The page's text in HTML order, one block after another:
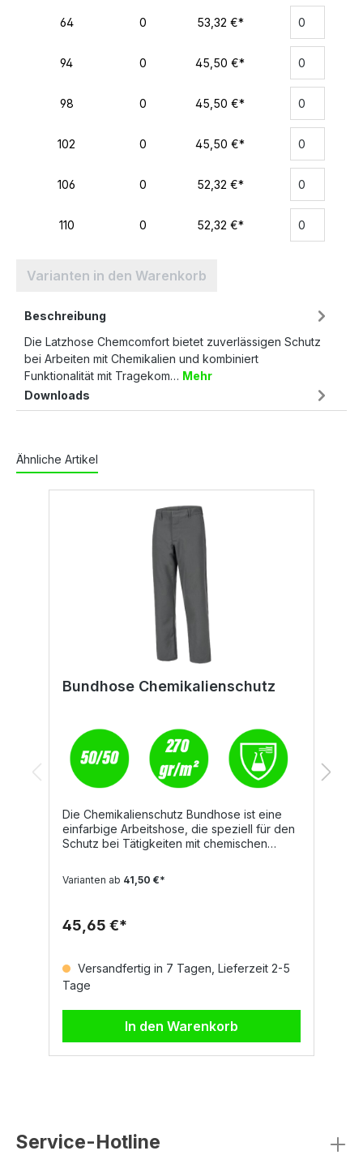
64 0 53,32 €*
94 0 45,50 €*
98 0 45,50 €*
102 0 45,50 €*
106 0 52,32 €*
110 0 52,32 €*
Varianten in den Warenkorb
Beschreibung
Die Latzhose Chemcomfort bietet zuverlässigen Schutz
bei Arbeiten mit Chemikalien und kombiniert
Funktionalität mit Tragekom… Mehr
Downloads
Ähnliche Artikel
Bundhose Chemikalienschutz
Die Chemikalienschutz Bundhose ist eine
einfarbige Arbeitshose, die speziell für den
Schutz bei Tätigkeiten mit chemischen
eingesetzten Bund und überzeugt mit
Knopfverschluss.DetailsEingesetzter
FlügeltaschenGesäßtasche rechts mit Patte
und verdecktem
rechtsMaterialHB-CHEM StandardOberstoff
1: 100% Polyacrylnitril/PolyacrylFutter: 50%
Varianten ab 41,50 €*
45,65 €*
Versandfertig in 7 Tagen, Lieferzeit 2-5
Tage
In den Warenkorb
Service-Hotline